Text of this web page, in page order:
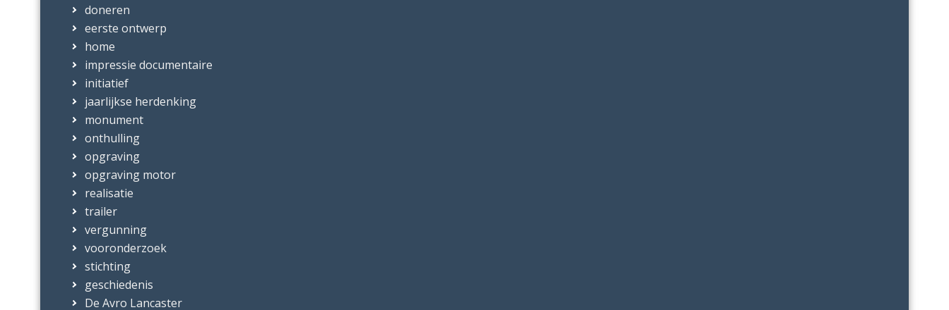
doneren
eerste ontwerp
home
impressie documentaire
initiatief
jaarlijkse herdenking
monument
onthulling
opgraving
opgraving motor
realisatie
trailer
vergunning
vooronderzoek
stichting
geschiedenis
De Avro Lancaster